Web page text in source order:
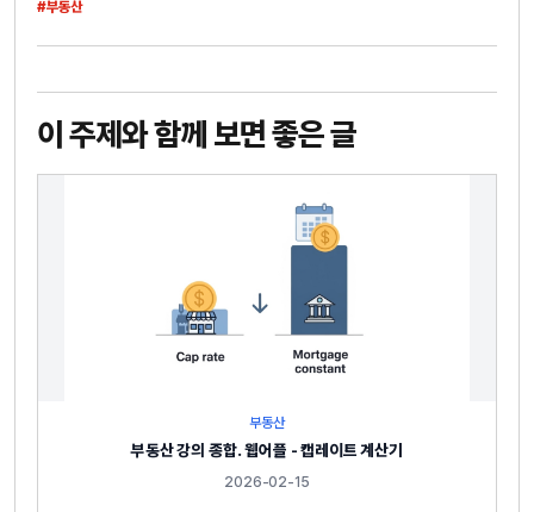
#부동산
이 주제와 함께 보면 좋은 글
부동산
부동산 강의 종합. 웹어플 - 캡레이트 계산기
2026-02-15